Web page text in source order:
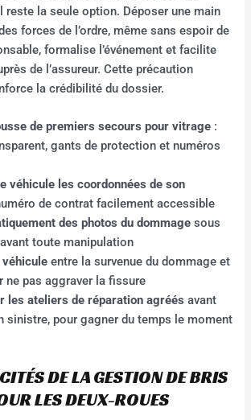
reste la seule option. Déposer une main
forces de l’ordre, même sans espoir de
formalise l’événement et facilite
de l’assureur. Cette précaution
la crédibilité du dossier.
de premiers secours pour vitrage :
gants de protection et numéros
véhicule les coordonnées de son
de contrat facilement accessible
des photos du dommage sous
toute manipulation
entre la survenue du dommage et
ne pas aggraver la fissure
les ateliers de réparation agréés avant
sinistre, pour gagner du temps le moment
DE LA GESTION DE BRIS
LES DEUX-ROUES